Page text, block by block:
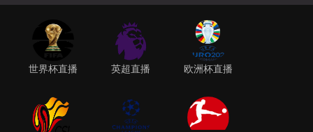
世界杯直播 英超直播 欧洲杯直播